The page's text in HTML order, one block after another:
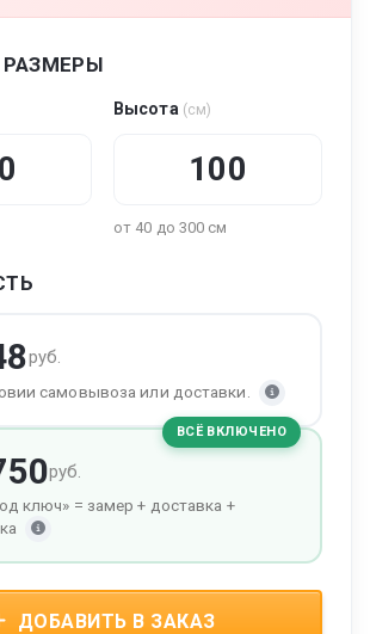
Высота (см)
от 40 до 300 см
руб.
самовывоза или доставки.
ВСЁ ВКЛЮЧЕНО
руб.
ключ» = замер + доставка +
ДОБАВИТЬ В ЗАКАЗ